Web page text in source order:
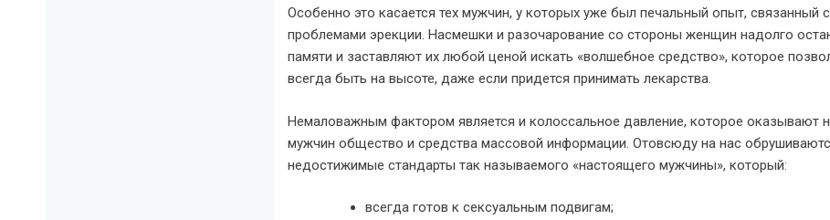
Особенно это касается тех мужчин, у которых уже был печальный опыт, связанный с
проблемами эрекции. Насмешки и разочарование со стороны женщин надолго
памяти и заставляют их любой ценой искать «волшебное средство», которое
всегда быть на высоте, даже если придется принимать лекарства.
Немаловажным фактором является и колоссальное давление, которое оказывают
мужчин общество и средства массовой информации. Отовсюду на нас
недостижимые стандарты так называемого «настоящего мужчины», который:
всегда готов к сексуальным подвигам;